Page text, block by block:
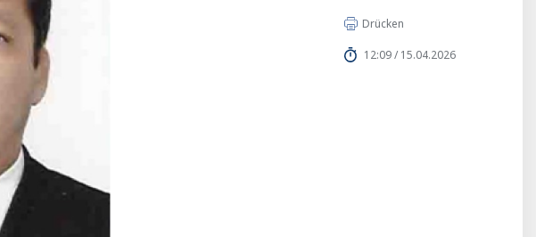
Drücken
12:09 / 15.04.2026